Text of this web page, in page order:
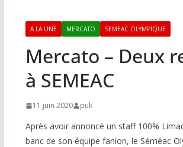
A LA UNE MERCATO SEMEAC OLYMPIQUE
Mercato – Deux
à SEMEAC
11 juin 2020 puk
Après avoir annoncé un staff 100%
banc de son équipe fanion, le Séméac